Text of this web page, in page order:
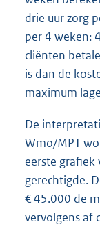
drie uur zorg
per 4 weken:
cliënten
is dan de
maximum
De
Wmo/MPT
eerste grafiek
gerechtigde.
€ 45.000 de
vervolgens af